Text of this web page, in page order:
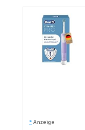
* Anzeige